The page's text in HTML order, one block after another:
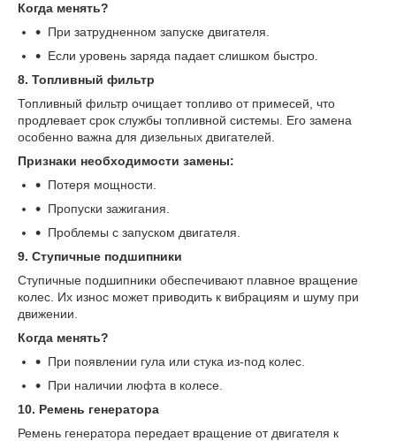
Когда менять?
При затрудненном запуске двигателя.
Если уровень заряда падает слишком быстро.
8. Топливный фильтр
Топливный фильтр очищает топливо от примесей, что
продлевает срок службы топливной системы. Его замена
особенно важна для дизельных двигателей.
Признаки необходимости замены:
Потеря мощности.
Пропуски зажигания.
Проблемы с запуском двигателя.
9. Ступичные подшипники
Ступичные подшипники обеспечивают плавное вращение
колес. Их износ может приводить к вибрациям и шуму при
движении.
Когда менять?
При появлении гула или стука из-под колес.
При наличии люфта в колесе.
10. Ремень генератора
Ремень генератора передает вращение от двигателя к